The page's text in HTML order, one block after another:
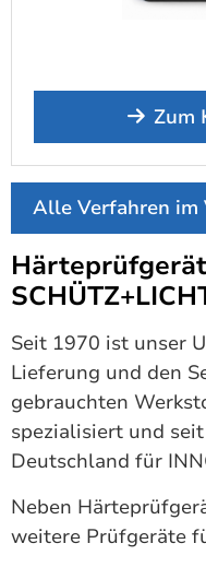
Zum
Alle Verfahren im
Seit 1970 ist unser
Lieferung und den
gebrauchten
spezialisiert und
Deutschland für
Neben
weitere Prüfgeräte